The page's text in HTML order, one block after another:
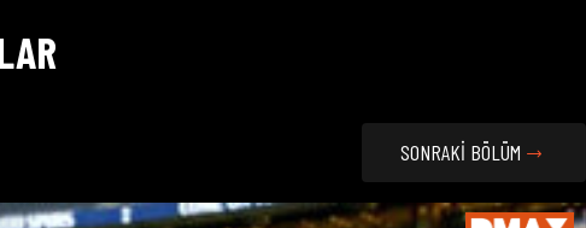
SONRAKİ BÖLÜM